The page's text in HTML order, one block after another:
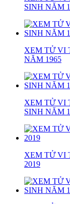
SINH NĂM
XEM TỬ VI
NĂM 1965
XEM TỬ VI
SINH NĂM
XEM TỬ VI
2019